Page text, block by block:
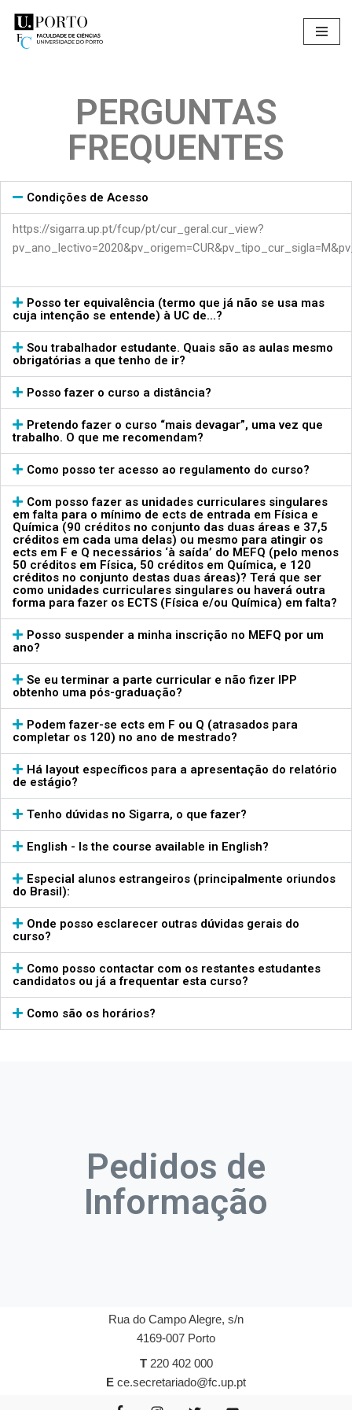
Skip
PERGUNTAS
FREQUENTES
Condições de Acesso
https://sigarra.up.pt/fcup/pt/cur_geral.cur_view?
Posso ter equivalência (termo que já não se usa mas
cuja intenção se entende) à UC de...?
Sou trabalhador estudante. Quais são as aulas mesmo
obrigatórias a que tenho de ir?
Posso fazer o curso a distância?
Pretendo fazer o curso “mais devagar”, uma vez que
trabalho. O que me recomendam?
Como posso ter acesso ao regulamento do curso?
Com posso fazer as unidades curriculares singulares
em falta para o mínimo de ects de entrada em Física e
Química (90 créditos no conjunto das duas áreas e 37,5
créditos em cada uma delas) ou mesmo para atingir os
ects em F e Q necessários ‘à saída’ do MEFQ (pelo menos
50 créditos em Física, 50 créditos em Química, e 120
créditos no conjunto destas duas áreas)? Terá que ser
como unidades curriculares singulares ou haverá outra
forma para fazer os ECTS (Física e/ou Química) em falta?
Posso suspender a minha inscrição no MEFQ por um
ano?
Se eu terminar a parte curricular e não fizer IPP
obtenho uma pós-graduação?
Podem fazer-se ects em F ou Q (atrasados para
completar os 120) no ano de mestrado?
Há layout específicos para a apresentação do relatório
de estágio?
Tenho dúvidas no Sigarra, o que fazer?
English - Is the course available in English?
Especial alunos estrangeiros (principalmente oriundos
do Brasil):
Onde posso esclarecer outras dúvidas gerais do
curso?
Como posso contactar com os restantes estudantes
candidatos ou já a frequentar esta curso?
Como são os horários?
Pedidos de
Informação
Rua do Campo Alegre, s/n
4169-007 Porto
T220 402 000
E ce.secretariado@fc.up.pt